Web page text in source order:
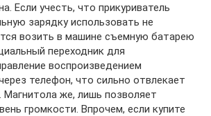
Если учесть, что прикуриватель
зарядку использовать не
возить в машине съемную батарею
переходник для
воспроизведением
телефон, что сильно отвлекает
Магнитола же, лишь позволяет
громкости. Впрочем, если купите